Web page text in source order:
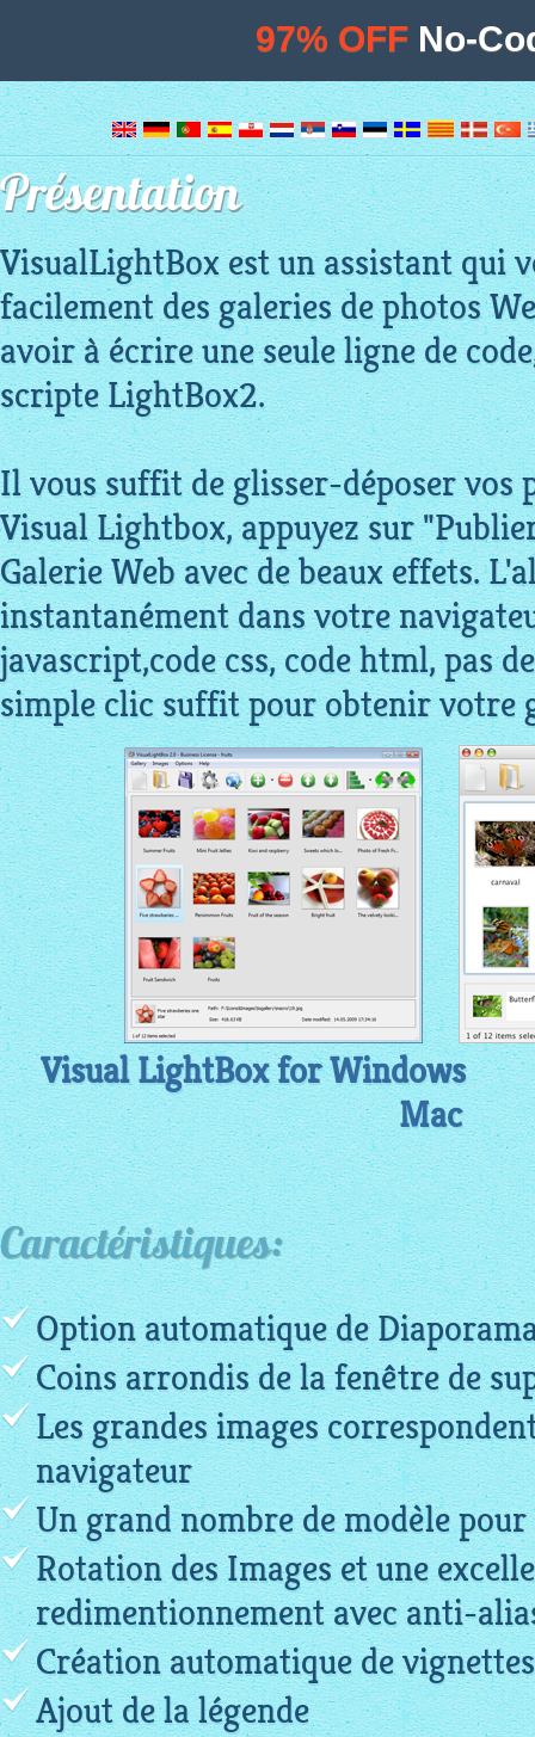
Présentation
VisualLightBox est un assistant qui
facilement des galeries de photos
avoir à écrire une seule ligne de
scripte LightBox2.
Il vous suffit de glisser-déposer vos
Visual Lightbox, appuyez sur
Galerie Web avec de beaux effets.
instantanément dans votre
javascript,code css, code html, pas
simple clic suffit pour obtenir votre
Visual LightBox for Windows
Mac
Caractéristiques:
Option automatique de
Coins arrondis de la fenêtre de
Les grandes images
navigateur
Un grand nombre de modèle
Rotation des Images et une
redimentionnement avec anti-
Création automatique de vignettes
Ajout de la légende
97% OFF No-